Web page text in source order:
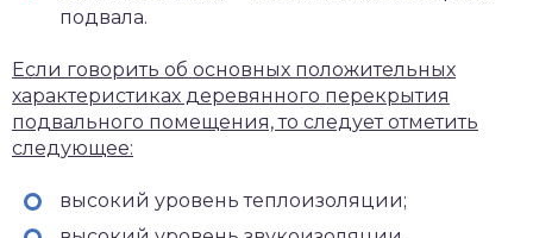
подвала.
Если говорить об основных положительных
характеристиках деревянного перекрытия
подвального помещения, то следует отметить
следующее:
высокий уровень теплоизоляции;